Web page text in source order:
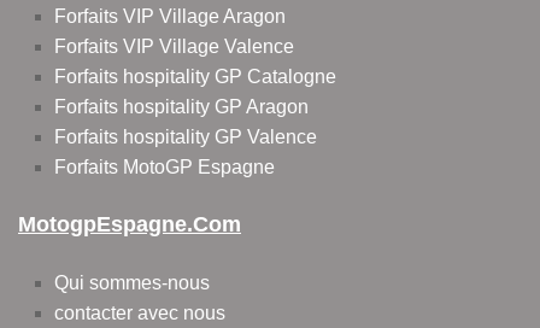
Forfaits VIP Village Aragon
Forfaits VIP Village Valence
Forfaits hospitality GP Catalogne
Forfaits hospitality GP Aragon
Forfaits hospitality GP Valence
Forfaits MotoGP Espagne
MotogpEspagne.com
Qui sommes-nous
contacter avec nous